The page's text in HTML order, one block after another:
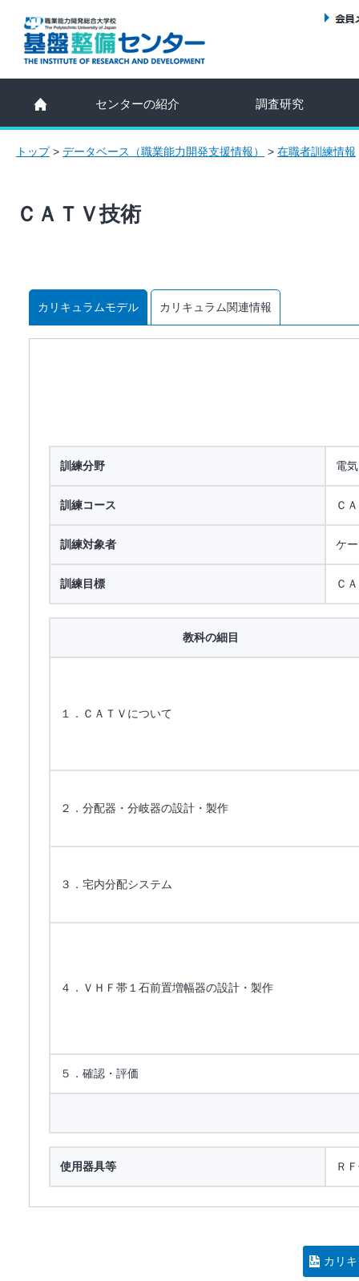
センターの紹介 調査研究
トップ> データベース（職業能力開発支援情報） > 在職者訓練情報
ＣＡＴＶ技術
カリキュラムモデル カリキュラム関連情報
訓練分野 電
訓練コース Ｃ
訓練対象者 ケ
訓練目標 Ｃ
教科の細目
１．ＣＡＴＶについて
２．分配器・分岐器の設計・製作
３．宅内分配システム
４．ＶＨＦ帯１石前置増幅器の設計・製作
５．確認・評価
使用器具等 Ｒ
カリ